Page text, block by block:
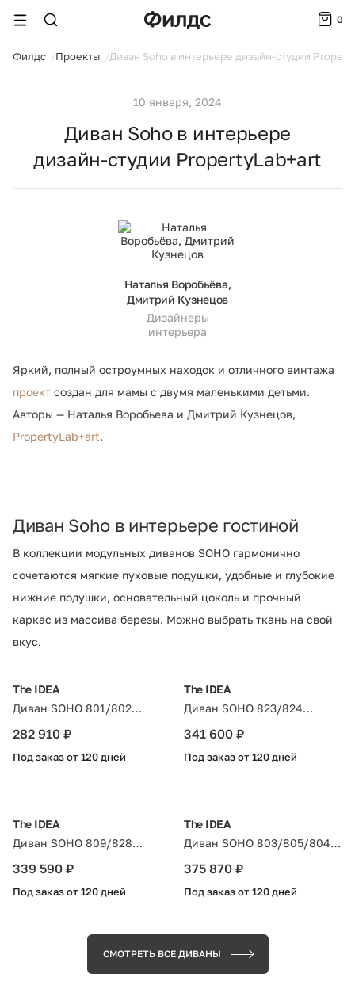
0
Филдс Проекты Диван Soho в интерьере дизайн-студии
10 января, 2024
Диван Soho в интерьере
дизайн-студии PropertyLab+art
Наталья Воробьёва,
Дмитрий Кузнецов
Дизайнеры
интерьера
Яркий, полный остроумных находок и отличного винтажа
проект создан для мамы с двумя маленькими детьми.
Авторы — Наталья Воробьева и Дмитрий Кузнецов,
PropertyLab+art.
Диван Soho в интерьере гостиной
В коллекции модульных диванов SOHO гармонично
сочетаются мягкие пуховые подушки, удобные и глубокие
нижние подушки, основательный цоколь и прочный
каркас из массива березы. Можно выбрать ткань на свой
вкус.
The IDEA
Диван SOHO 801/802
Тёмный бук, Gravitacia 06,
282 910 ₽
Под заказ от 120 дней
The IDEA
Диван SOHO 823/824
Натуральный бук, Bentley
341 600 ₽
Под заказ от 120 дней
The IDEA
Диван SOHO 809/828
Тобакко бук, Bentley Beige,
339 590 ₽
Под заказ от 120 дней
The IDEA
Диван SOHO 803/805/804
Натуральный бук, Enigma
375 870 ₽
Под заказ от 120 дней
СМОТРЕТЬ ВСЕ ДИВАНЫ